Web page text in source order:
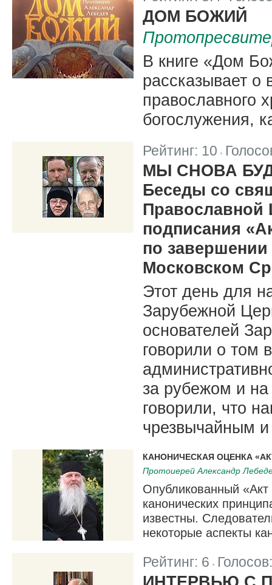
ДОМ БОЖИЙ
В книге «Дом
рассказывает о
православного
богослужения,
Рейтинг: 10
МЫ СНОВА
Беседы со
Православной
подписания
по
Московском
Этот день для
Зарубежной
основателей
говорили о том
за рубежом и на
говорили, что
чрезвычайным
КАНОНИЧЕСКАЯ ОЦЕНКА
Протоиерей Александр
Опубликованный
канонических
известны.
некоторые аспекты
Рейтинг: 6